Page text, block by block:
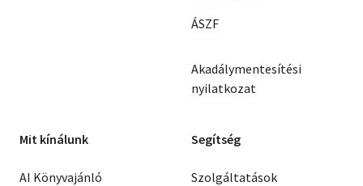
ÁSZF
Akadálymentesítési
nyilatkozat
Mit kínálunk
AI Könyvajánló
Segítség
Szolgáltatások